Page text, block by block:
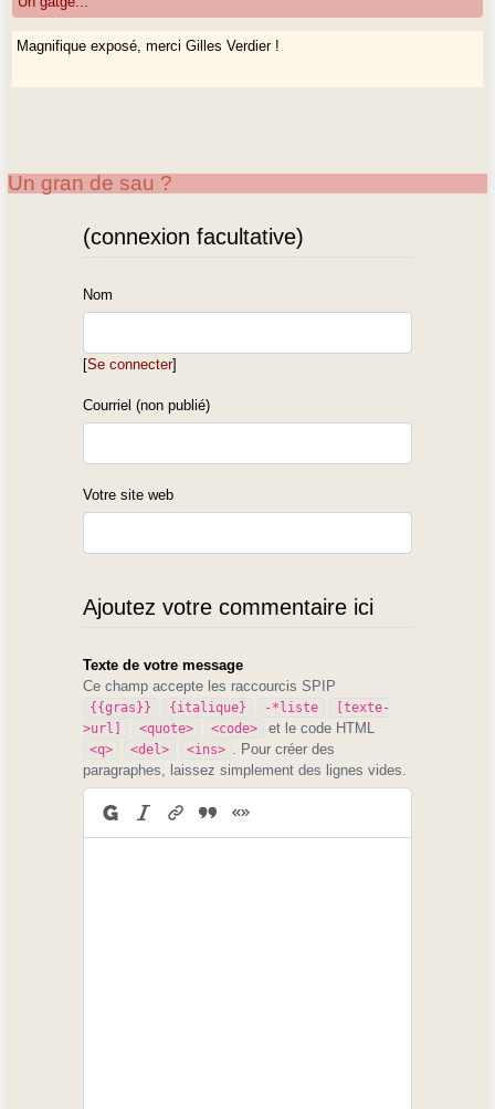
Magnifique exposé, merci Gilles Verdier !
Un gran de sau ?
(connexion facultative)
Nom
[Se connecter]
Courriel (non publié)
Votre site web
Ajoutez votre commentaire ici
Texte de votre message
Ce champ accepte les raccourcis SPIP
{{gras}} {italique} -*liste
[texte-
>url]
<quote> <code> et le code HTML
<q> <del> <ins>
. Pour créer des
paragraphes, laissez simplement des lignes vides.